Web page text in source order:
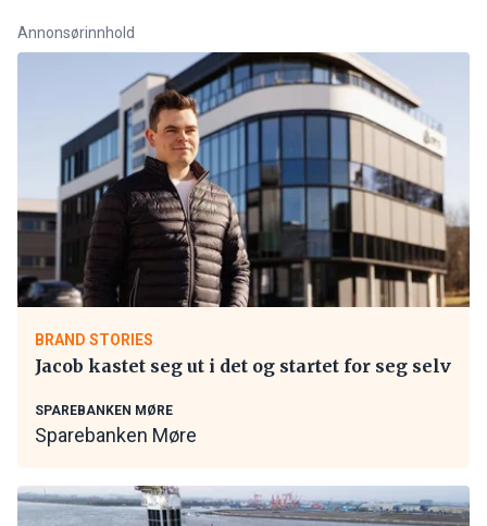
Annonsørinnhold
BRAND STORIES
Jacob kastet seg ut i det og startet for seg selv
SPAREBANKEN MØRE
Sparebanken Møre